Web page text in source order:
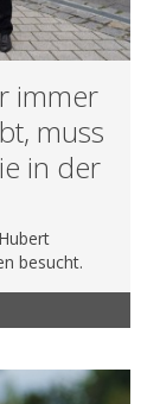
immer
muss
in der
besucht.